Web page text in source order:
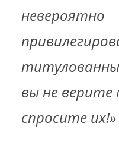
невероятно
вы не верите
спросите их!»